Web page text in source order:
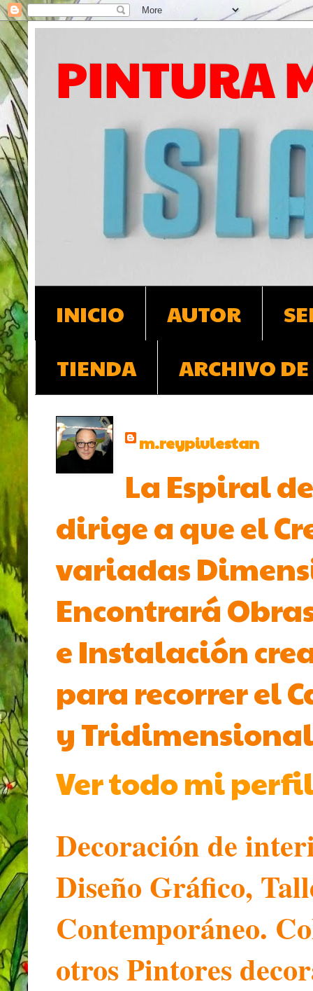
PINTURA
INICIO AUTOR
TIENDA
ARCHIVO
m.reypiulestan
La Espiral
dirige a que el
variadas
Encontrará
e Instalación
para recorrer el
y
Ver todo mi
Decoración de
Diseño Gráfico,
Contemporáneo.
otros Pintores